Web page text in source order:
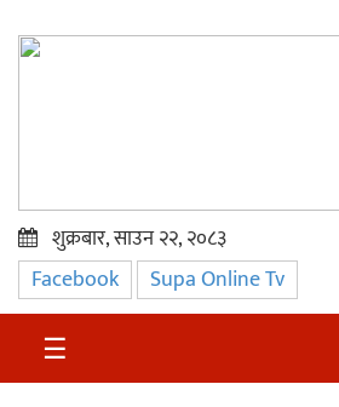
प्रमुख
समाचार
सुदुर
शुक्रबार, साउन २२, २०८३
Facebook Supa Online Tv
☰